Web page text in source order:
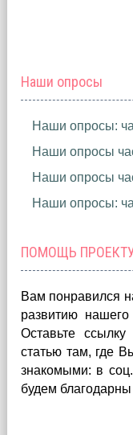
Наши опросы
Наши опросы:
Наши опросы
Наши опросы
Наши опросы:
ПОМОЩЬ
Вам понравился
развитию нашего
Оставьте
статью там, где
знакомыми: в
будем